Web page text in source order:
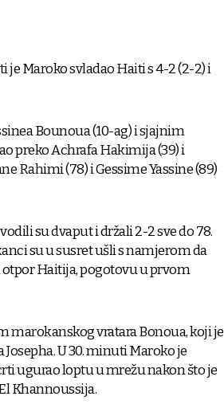
je Maroko svladao Haiti s 4-2 (2-2) i
Bounoua (10-ag) i sjajnim
preko Achrafa Hakimija (39) i
Rahimi (78) i Gessime Yassine (89)
su dvaput i držali 2-2 sve do 78.
su u susret ušli s namjerom da
Haitija, pogotovu u prvom
marokanskog vratara Bonoua, koji je
U 30. minuti Maroko je
ugurao loptu u mrežu nakon što je
Khannoussija.